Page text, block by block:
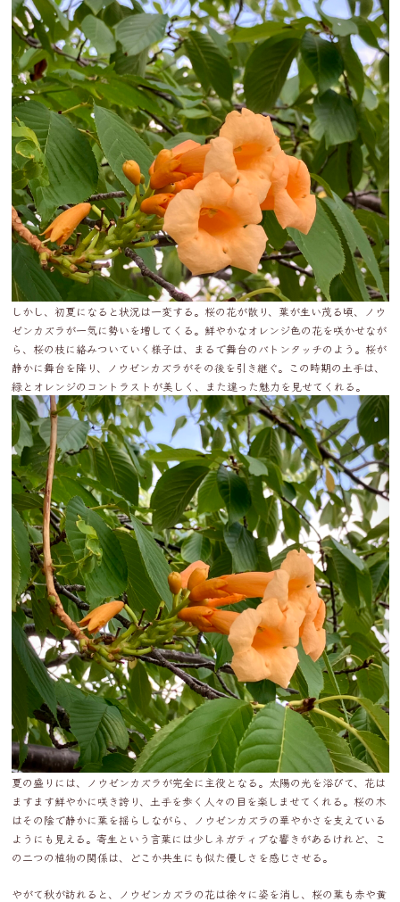
しかし、初夏になると状況は一変する。桜の花が散り、葉が生い茂る頃、ノウ
ゼンカズラが一気に勢いを増してくる。鮮やかなオレンジ色の花を咲かせなが
ら、桜の枝に絡みついていく様子は、まるで舞台のバトンタッチのよう。桜が
静かに舞台を降り、ノウゼンカズラがその後を引き継ぐ。この時期の土手は、
緑とオレンジのコントラストが美しく、また違った魅力を見せてくれる。
夏の盛りには、ノウゼンカズラが完全に主役となる。太陽の光を浴びて、花は
ますます鮮やかに咲き誇り、土手を歩く人々の目を楽しませてくれる。桜の木
はその陰で静かに葉を揺らしながら、ノウゼンカズラの華やかさを支えている
ようにも見える。寄生という言葉には少しネガティブな響きがあるけれど、こ
の二つの植物の関係は、どこか共生にも似た優しさを感じさせる。
やがて秋が訪れると、ノウゼンカズラの花は徐々に姿を消し、桜の葉も赤や黄